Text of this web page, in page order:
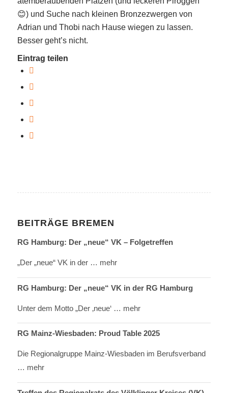
😊) und Suche nach kleinen Bronzezwergen von
Adrian und Thobi nach Hause wiegen zu lassen.
Besser geht’s nicht.
Eintrag teilen
BEITRÄGE BREMEN
RG Hamburg: Der „neue“ VK – Folgetreffen
„Der „neue“ VK in der … mehr
RG Hamburg: Der „neue“ VK in der RG Hamburg
Unter dem Motto „Der ‚neue‘ … mehr
RG Mainz-Wiesbaden: Proud Table 2025
Die Regionalgruppe Mainz-Wiesbaden im Berufsverband
… mehr